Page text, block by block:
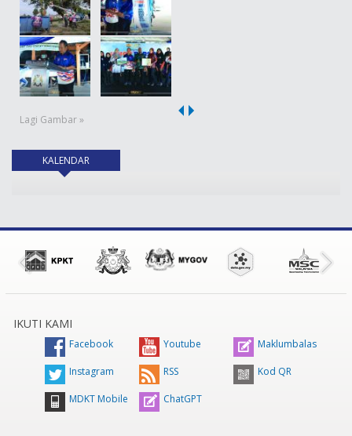
Lagi Gambar »
KALENDAR(tab aktif)
IKUTI KAMI
Facebook Youtube Maklumbalas
Instagram RSS Kod QR
MDKT Mobile ChatGPT